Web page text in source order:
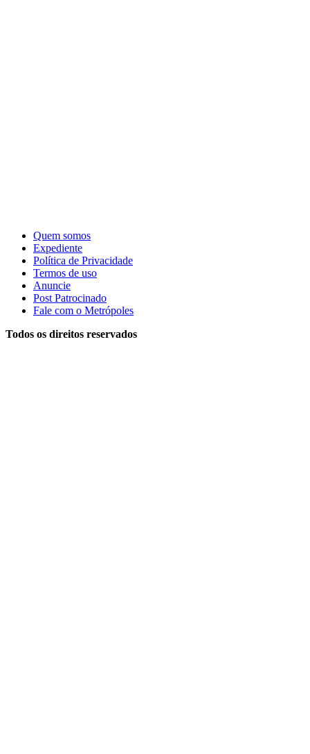
Quem somos
Expediente
Política de Privacidade
Termos de uso
Anuncie
Post Patrocinado
Fale com o Metrópoles
Todos os direitos reservados